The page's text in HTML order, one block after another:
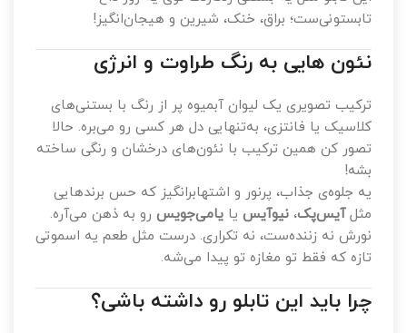
تابستونی‌ست؛ براق، خنک، شیرین و هیجان‌انگیز!
نئون هایی به رنگ طراوت و انرژی
ترکیب تصویری یک لیوان آبمیوه پر از رنگ با بستنی‌های
کلاسیک یا فانتزی، به‌تنهایی دل هر کسی رو می‌بره. حالا
تصور کن همین ترکیب با نئون‌های درخشان و رنگی ساخته
بشه!
یه جلوه‌ی جذاب، پرنور و اشتهابرانگیز که حس برندهایی
مثلآیس‌پک، نیوآیس یا یامی‌جویس رو به ذهن می‌آره.
نورش نه زننده‌ست، نه تکراری. درست مثل طعم یه اسموتی
تازه که فقط تو مغازه تو پیدا می‌شه.
چرا باید این تابلو رو داشته باشی؟